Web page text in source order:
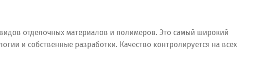
отделочных материалов и полимеров. Это самый широкий
и собственные разработки. Качество контролируется на всех